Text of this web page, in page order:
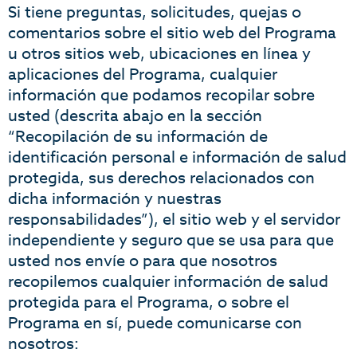
Si tiene preguntas, solicitudes, quejas o
comentarios sobre el sitio web del Programa
u otros sitios web, ubicaciones en línea y
aplicaciones del Programa, cualquier
información que podamos recopilar sobre
usted (descrita abajo en la sección
“Recopilación de su información de
identificación personal e información de salud
protegida, sus derechos relacionados con
dicha información y nuestras
responsabilidades”), el sitio web y el servidor
independiente y seguro que se usa para que
usted nos envíe o para que nosotros
recopilemos cualquier información de salud
protegida para el Programa, o sobre el
Programa en sí, puede comunicarse con
nosotros: